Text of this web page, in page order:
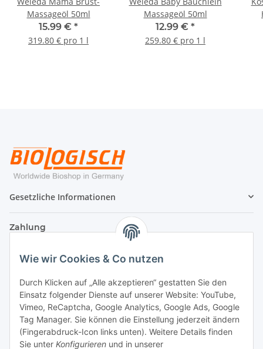
Wie wir Cookies & Co nutzen
Durch Klicken auf „Alle akzeptieren“ gestatten Sie den
Einsatz folgender Dienste auf unserer Website: YouTube,
Vimeo, ReCaptcha, Google Analytics, Google Ads, Google
Tag Manager. Sie können die Einstellung jederzeit ändern
(Fingerabdruck-Icon links unten). Weitere Details finden
Sie unter Konfigurieren und in unserer
Massageöl 50ml
15.99 € *
319.80 € pro 1 l
Massageöl 50ml
12.99 € *
259.80 € pro 1 l
Gesetzliche Informationen
Zahlung